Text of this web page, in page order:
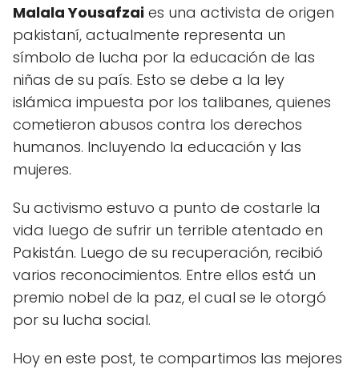
Malala Yousafzai es una activista de origen
pakistaní, actualmente representa un
símbolo de lucha por la educación de las
niñas de su país. Esto se debe a la ley
islámica impuesta por los talibanes, quienes
cometieron abusos contra los derechos
humanos. Incluyendo la educación y las
mujeres.
Su activismo estuvo a punto de costarle la
vida luego de sufrir un terrible atentado en
Pakistán. Luego de su recuperación, recibió
varios reconocimientos. Entre ellos está un
premio nobel de la paz, el cual se le otorgó
por su lucha social.
Hoy en este post, te compartimos las mejores